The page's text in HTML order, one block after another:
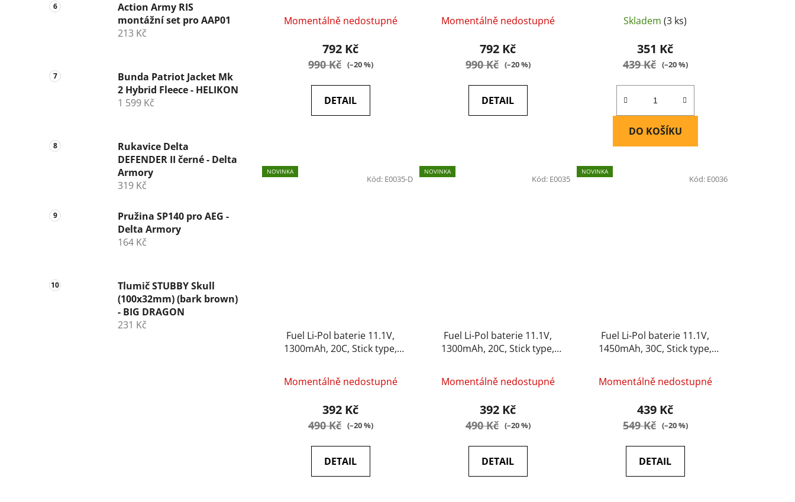
Action Army RIS
montážní set pro AAP01
213 Kč
Bunda Patriot Jacket Mk
2 Hybrid Fleece - HELIKON
1 599 Kč
Rukavice Delta
DEFENDER II černé - Delta
Armory
319 Kč
Pružina SP140 pro AEG -
Delta Armory
164 Kč
Tlumič STUBBY Skull
(100x32mm) (bark brown)
- BIG DRAGON
231 Kč
Momentálně nedostupné
792 Kč
990 Kč (–20 %)
DETAIL
Momentálně nedostupné
792 Kč
990 Kč (–20 %)
DETAIL
Skladem(3 ks)
351 Kč
439 Kč (–20 %)
DO KOŠÍKU
NOVINKA
Fuel Li-Pol baterie 11.1V,
1300mAh, 20C, Stick type,
Momentálně nedostupné
392 Kč
490 Kč (–20 %)
DETAIL
Kód: E0035-D
NOVINKA
Fuel Li-Pol baterie 11.1V,
1300mAh, 20C, Stick type,
Momentálně nedostupné
392 Kč
490 Kč (–20 %)
DETAIL
Kód: E0035
NOVINKA
Fuel Li-Pol baterie 11.1V,
1450mAh, 30C, Stick type,
Momentálně nedostupné
439 Kč
549 Kč (–20 %)
DETAIL
Kód: E0036